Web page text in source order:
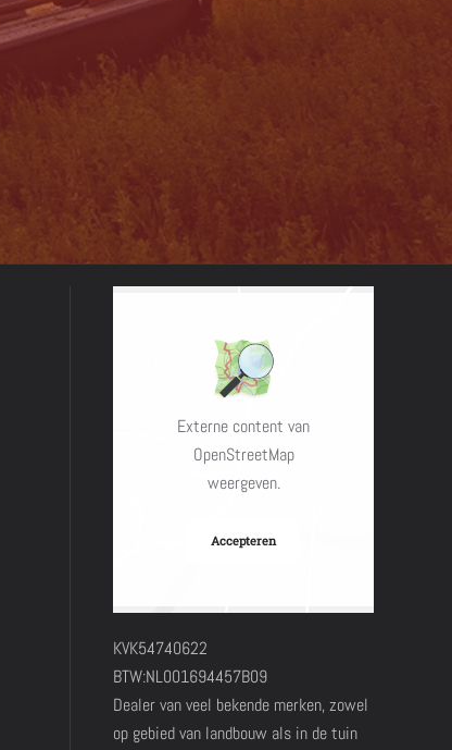
Externe content van
OpenStreetMap
weergeven.
Accepteren
KVK54740622
BTW:NL001694457B09
Dealer van veel bekende merken, zowel
op gebied van landbouw als in de tuin